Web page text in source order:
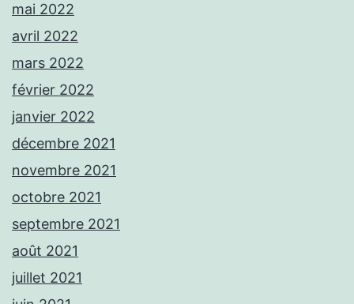
mai 2022
avril 2022
mars 2022
février 2022
janvier 2022
décembre 2021
novembre 2021
octobre 2021
septembre 2021
août 2021
juillet 2021